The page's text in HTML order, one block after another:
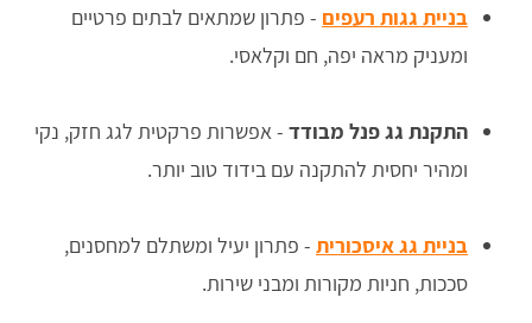
בניית גגות רעפים - פתרון שמתאים לבתים פרטיים
ומעניק מראה יפה, חם וקלאסי.
התקנת גג פנל מבודד - אפשרות פרקטית לגג חזק, נקי
ומהיר יחסית להתקנה עם בידוד טוב יותר.
בניית גג איסכורית - פתרון יעיל ומשתלם למחסנים,
סככות, חניות מקורות ומבני שירות.